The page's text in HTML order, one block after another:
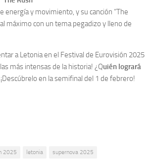
energía y movimiento, y su canción “The
máximo con un tema pegadizo y lleno de
a Letonia en el Festival de Eurovisión 2025
más intensas de la historia! ¿Quién logrará
en la semifinal del 1 de febrero!
2025 letonia supernova 2025